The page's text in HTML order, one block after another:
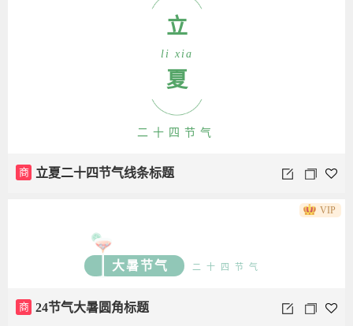
立
li xia
夏
二十四节气
商 立夏二十四节气线条标题
大暑节气 二十四节气
商 24节气大暑圆角标题
VIP